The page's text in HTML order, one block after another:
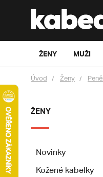
ŽENY MUŽI
Úvod Ženy
ŽENY
Novinky
Kožené kabelky